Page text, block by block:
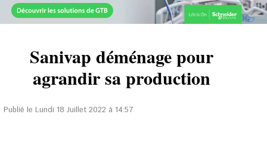
Sanivap déménage pour
agrandir sa production
Publié le Lundi 18 Juillet 2022 à 14:57